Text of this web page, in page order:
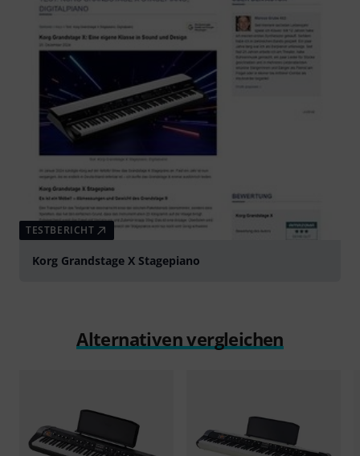
TESTBERICHT
Korg Grandstage X Stagepiano
Alternativen vergleichen